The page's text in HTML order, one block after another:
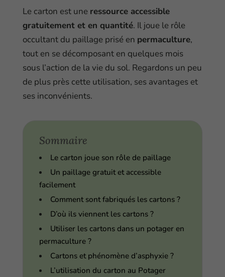
Le carton est une ressource accessible
gratuitement et en quantité. Il joue le rôle
occultant du paillage prisé en permaculture,
tout en se décomposant en quelques mois
sous l’action de la vie du sol. Regardons un peu
de plus près cette utilisation, ses avantages et
ses inconvénients.
Sommaire
Le carton joue son rôle de paillage
Un paillage gratuit et accessible
facilement
Comment sont fabriqués les cartons ?
D’où ils viennent les cartons ?
Utiliser les cartons dans un potager en
permaculture ?
Cartons et phénomène d’asphyxie ?
L’utilisation du carton au Potager